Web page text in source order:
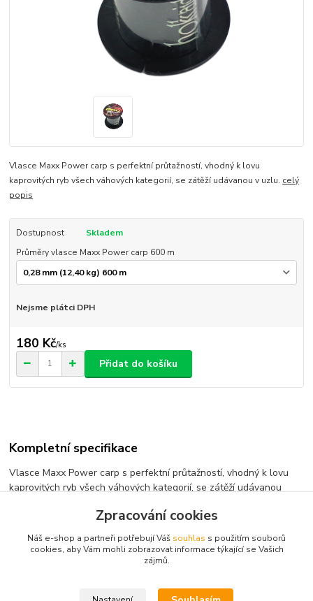
Vlasce Maxx Power carp s perfektní průtažností, vhodný k lovu
kaprovitých ryb všech váhových kategorií, se zátěží udávanou v uzlu. celý
popis
Dostupnost
Skladem
Průměry vlasce Maxx Power carp 600 m
Nejsme plátci DPH
180 Kč/ks
Přidat do košíku
Kompletní specifikace
Vlasce Maxx Power carp s perfektní průtažností, vhodný k lovu
kaprovitých ryb všech váhových kategorií, se zátěží udávanou
Zboží zařazeno v kategoriích
Zpracování cookies
Náš e-shop a partneři potřebují Váš souhlas s použitím souborů
cookies, aby Vám mohli zobrazovat informace týkající se Vašich
zájmů.